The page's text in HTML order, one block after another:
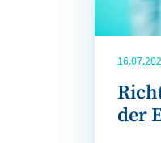
der